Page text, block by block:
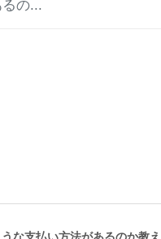
の...